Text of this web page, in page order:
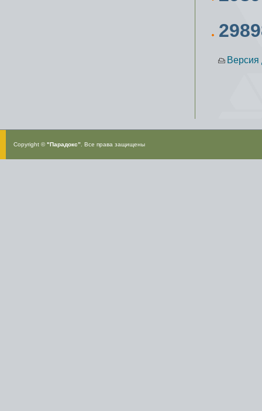
Версия
Copyright ©"Парадокс” . Все права защищены